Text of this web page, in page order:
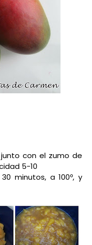
con el zumo de
5-10
minutos, a 100º, y